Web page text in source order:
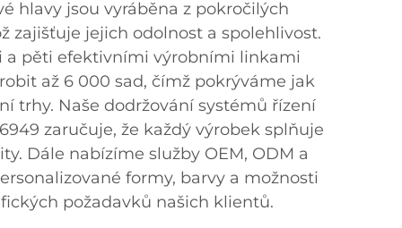
hlavy jsou vyráběna z pokročilých
zajišťuje jejich odolnost a spolehlivost.
a pěti efektivními výrobními linkami
až 6 000 sad, čímž pokrýváme jak
trhy. Naše dodržování systémů řízení
zaručuje, že každý výrobek splňuje
Dále nabízíme služby OEM, ODM a
formy, barvy a možnosti
požadavků našich klientů.